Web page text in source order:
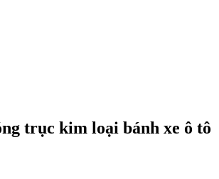
trục kim loại bánh xe ô tô